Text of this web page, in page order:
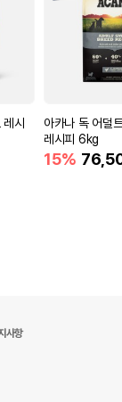
시
아카나 독 어덜
레시피 6kg
15%
사항